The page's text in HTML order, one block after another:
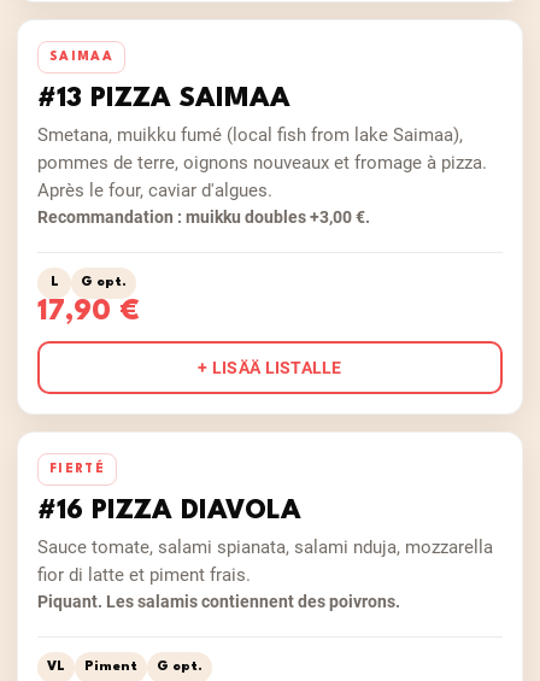
SAIMAA
#13 PIZZA SAIMAA
Smetana, muikku fumé (local fish from lake Saimaa),
pommes de terre, oignons nouveaux et fromage à pizza.
Après le four, caviar d'algues.
Recommandation : muikku doubles +3,00 €.
L G opt.
17,90 €
+ LISÄÄ LISTALLE
FIERTÉ
#16 PIZZA DIAVOLA
Sauce tomate, salami spianata, salami nduja, mozzarella
fior di latte et piment frais.
Piquant. Les salamis contiennent des poivrons.
VL Piment G opt.